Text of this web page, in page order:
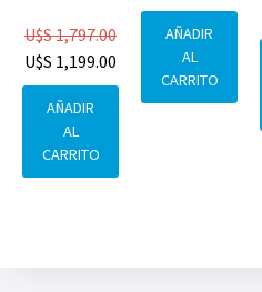
U$S1,797.00
U$S 1,199.00
AÑADIR
AL
CARRITO
AÑADIR
AL
CARRITO